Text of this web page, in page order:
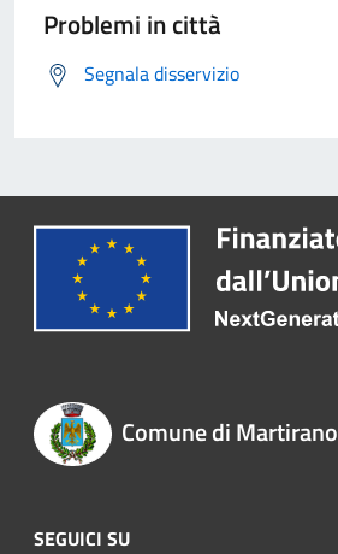
Problemi in città
Segnala disservizio
Comune di Martirano
SEGUICI SU